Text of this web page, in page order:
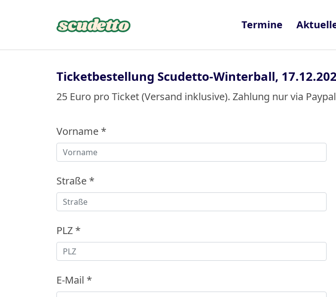
Termine
Ticketbestellung Scudetto-Winterball,
25 Euro pro Ticket (Versand inklusive). Zahlung nur via
Vorname *
Straße *
PLZ *
E-Mail *